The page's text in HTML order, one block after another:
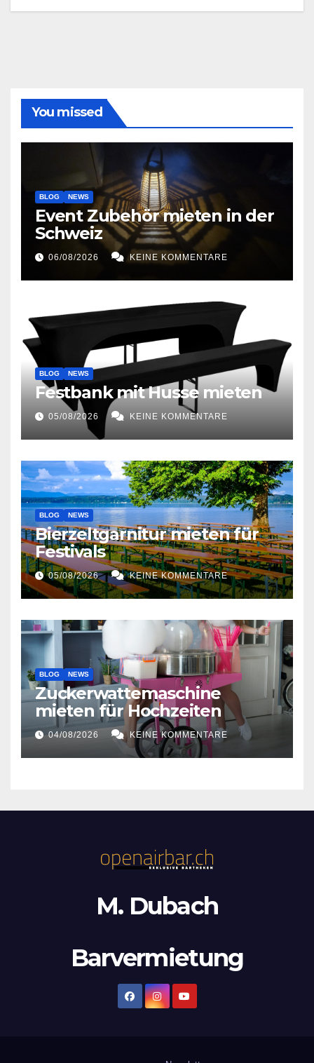
You missed
BLOG NEWS
Event Zubehör mieten in der
Schweiz
06/08/2026 KEINE KOMMENTARE
BLOG NEWS
Festbank mit Husse mieten
05/08/2026 KEINE KOMMENTARE
BLOG NEWS
Bierzeltgarnitur mieten für
Festivals
05/08/2026 KEINE KOMMENTARE
BLOG NEWS
Zuckerwattemaschine
mieten für Hochzeiten
04/08/2026 KEINE KOMMENTARE
M. Dubach
Barvermietung